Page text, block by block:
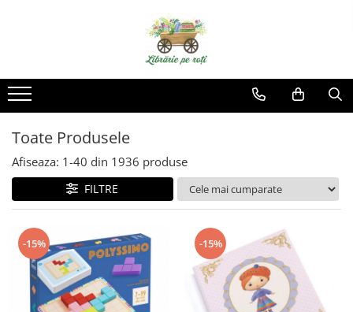
Toate Produsele
Afiseaza: 1-40 din 1936 produse
FILTRE
-15% -15%